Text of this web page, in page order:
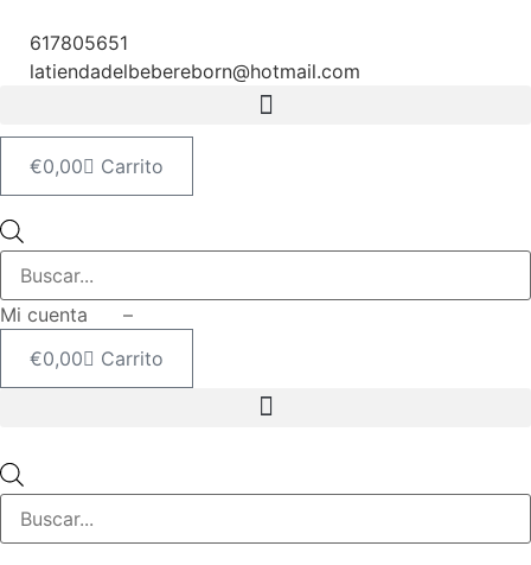
contenido
617805651
latiendadelbebereborn@hotmail.com
€0,00 Carrito
de
productos
Mi cuenta –
€0,00 Carrito
de
productos